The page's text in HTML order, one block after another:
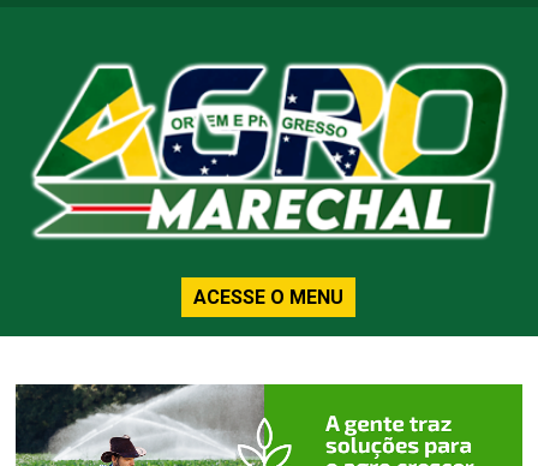
ACESSE O MENU